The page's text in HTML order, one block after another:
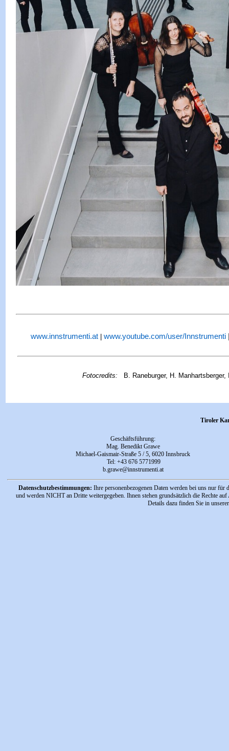
www.innstrumenti.at | www.youtube.com/user/Innstrumenti
Fotocredits: B. Raneburger, H.
Tiroler
Geschäftsführung:
Mag. Benedikt Grawe
Michael-Gaismair-Straße 5 / 5, 6020 Innsbruck
Tel: +43 676 5771999
b.grawe@innstrumenti.at
Datenschutzbestimmungen: Ihre personenbezogenen Daten werden bei uns nur
und werden NICHT an Dritte weitergegeben. Ihnen stehen grundsätzlich die Rechte
Details dazu finden Sie in